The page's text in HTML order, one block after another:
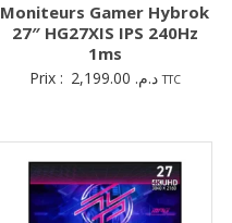
Moniteurs Gamer Hybrok
27″ HG27XIS IPS 240Hz
1ms
Prix : د.م. TTC